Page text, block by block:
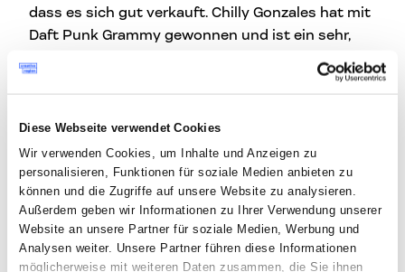
Diese Webseite verwendet Cookies
Wir verwenden Cookies, um Inhalte und Anzeigen zu
personalisieren, Funktionen für soziale Medien anbieten zu
können und die Zugriffe auf unsere Website zu analysieren.
Außerdem geben wir Informationen zu Ihrer Verwendung unserer
Website an unsere Partner für soziale Medien, Werbung und
Analysen weiter. Unsere Partner führen diese Informationen
möglicherweise mit weiteren Daten zusammen, die Sie ihnen
dass es sich gut verkauft. Chilly Gonzales hat mit
Daft Punk Grammy gewonnen und ist ein sehr,
sehr vielseitiger Klavierspieler, der würde genau
das verkörpern, was wir mit Oktav auf die Füße
wir eine Antwort gehabt haben. Sie waren von
Beginn weg sehr offen für eine Zusammenarbeit.
Dann macht man Schritt für Schritt, bis man bei
den Vertragsverhandlungen und einer
Zusammenarbeit endet.
Toni: Die berühmten Persönlichkeiten haben